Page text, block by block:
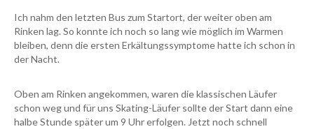
Ich nahm den letzten Bus zum Startort, der weiter oben am
Rinken lag. So konnte ich noch so lang wie möglich im Warmen
bleiben, denn die ersten Erkältungssymptome hatte ich schon in
der Nacht.
Oben am Rinken angekommen, waren die klassischen Läufer
schon weg und für uns Skating-Läufer sollte der Start dann eine
halbe Stunde später um 9 Uhr erfolgen. Jetzt noch schnell